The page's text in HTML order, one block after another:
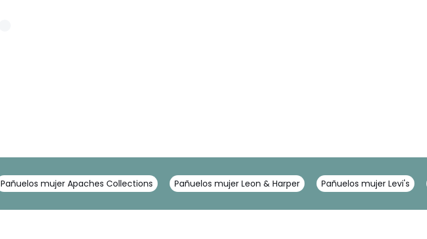
Pañuelos mujer Apaches Collections Pañuelos mujer Leon & Harper Pañuelos mujer Levi's